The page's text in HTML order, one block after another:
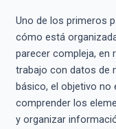
Uno de los primeros
cómo está
parecer compleja, en
trabajo con datos de
básico, el objetivo no
comprender los
y organizar